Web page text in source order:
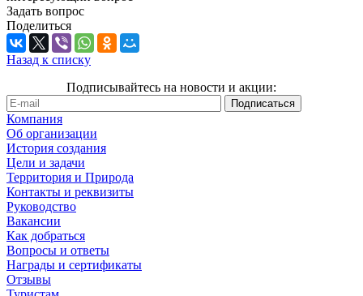
Задать вопрос
Поделиться
Назад к списку
Подписывайтесь на новости и акции:
Компания
Об организации
История создания
Цели и задачи
Территория и Природа
Контакты и реквизиты
Руководство
Вакансии
Как добраться
Вопросы и ответы
Награды и сертификаты
Отзывы